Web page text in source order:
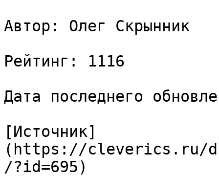
Автор: Олег Скрынник
Рейтинг: 1116
Дата последнего
[Источник]
(https://cleverics.ru/
/?id=695)